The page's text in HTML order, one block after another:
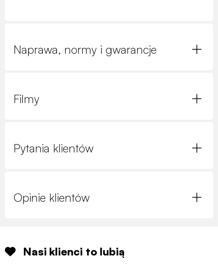
Naprawa, normy i gwarancje
Filmy
Pytania klientów
Opinie klientów
Nasi klienci to lubią